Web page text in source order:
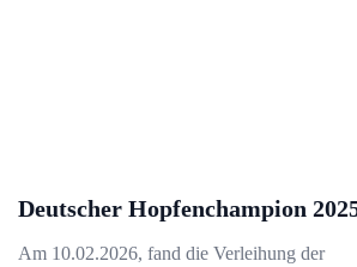
Deutscher Hopfenchampion
Am 10.02.2026, fand die Verleihung der